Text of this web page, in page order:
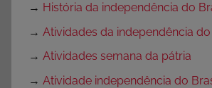
→ História da independência do
→ Atividades da independência
→ Atividades semana da pátria
→ Atividade independência do